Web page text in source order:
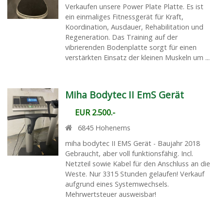
Verkaufen unsere Power Plate Platte. Es ist
ein einmaliges Fitnessgerät für Kraft,
Koordination, Ausdauer, Rehabilitation und
Regeneration. Das Training auf der
vibrierenden Bodenplatte sorgt für einen
verstärkten Einsatz der kleinen Muskeln um ...
Miha Bodytec II EmS Gerät
EUR 2.500.-
6845 Hohenems
miha bodytec II EMS Gerät - Baujahr 2018
Gebraucht, aber voll funktionsfähig. Incl.
Netzteil sowie Kabel für den Anschluss an die
Weste. Nur 3315 Stunden gelaufen! Verkauf
aufgrund eines Systemwechsels.
Mehrwertsteuer ausweisbar!